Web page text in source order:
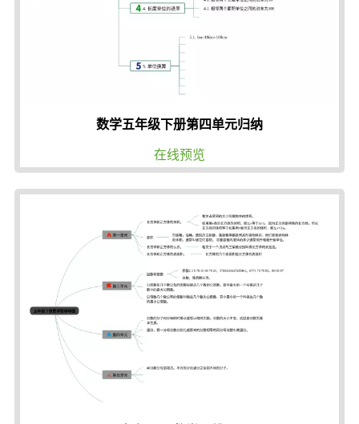
数学五年级下册第四单元归纳
在线预览